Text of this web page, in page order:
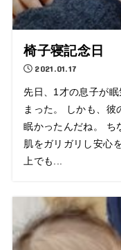
椅子寝記念日
2021.01.17
先日、1才の息子が
まった。 しかも、彼
眠かったんだね。 ち
肌をガリガリし安心
上でも...